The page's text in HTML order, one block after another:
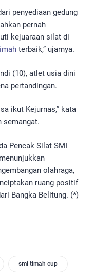
penyediaan gedung
pernah
kejuaraan silat di
terbaik,” ujarnya.
(10), atlet usia dini
pertandingan.
ikut Kejurnas,” kata
semangat.
Pencak Silat SMI
olahraga,
ruang positif
Bangka Belitung. (*)
smi timah cup